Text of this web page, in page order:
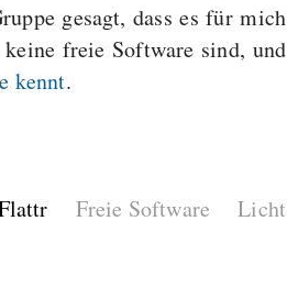
gesagt, dass es für mich
freie Software sind, und
kennt.
Freie Software Licht